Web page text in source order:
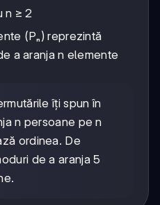
n ≥ 2
(Pₙ) reprezintă
a aranja n elemente
îți spun în
n persoane pe n
ordinea. De
de a aranja 5